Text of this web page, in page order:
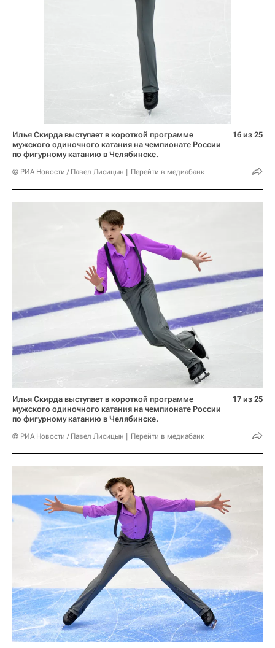
Илья Скирда выступает в короткой программе
мужского одиночного катания на чемпионате России
по фигурному катанию в Челябинске.
© РИА Новости / Павел Лисицын Перейти в медиабанк
16 из 25
Илья Скирда выступает в короткой программе
мужского одиночного катания на чемпионате России
по фигурному катанию в Челябинске.
© РИА Новости / Павел Лисицын Перейти в медиабанк
17 из 25